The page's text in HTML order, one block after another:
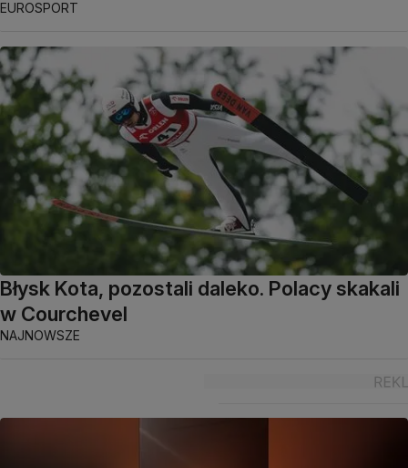
EUROSPORT
Błysk Kota, pozostali daleko. Polacy skakali
w Courchevel
NAJNOWSZE